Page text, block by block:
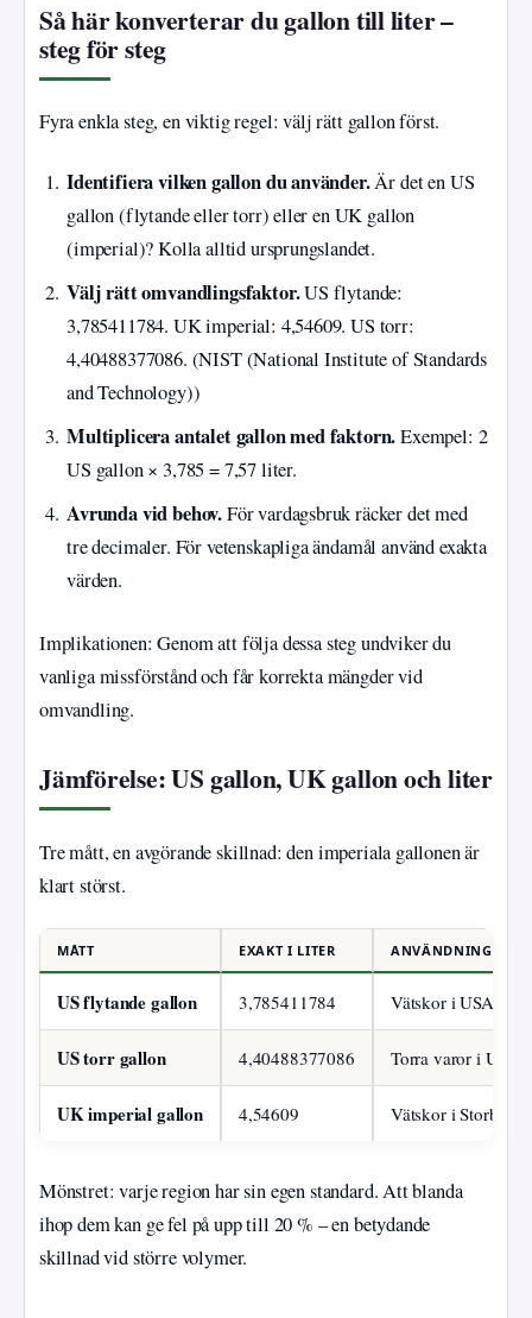
Så här konverterar du gallon till liter –
steg för steg
Fyra enkla steg, en viktig regel: välj rätt gallon först.
Identifiera vilken gallon du använder.Är det en US
gallon (flytande eller torr) eller en UK gallon
(imperial)? Kolla alltid ursprungslandet.
Välj rätt omvandlingsfaktor.US flytande:
3,785411784. UK imperial: 4,54609. US torr:
4,40488377086. (NIST (National Institute of Standards
and Technology))
Multiplicera antalet gallon med faktorn.Exempel: 2
US gallon × 3,785 = 7,57 liter.
Avrunda vid behov.För vardagsbruk räcker det med
tre decimaler. För vetenskapliga ändamål använd exakta
värden.
Implikationen: Genom att följa dessa steg undviker du
vanliga missförstånd och får korrekta mängder vid
omvandling.
Jämförelse: US gallon, UK gallon och liter
Tre mått, en avgörande skillnad: den imperiala gallonen är
klart störst.
MÅTT EXAKT I LITER
US flytande gallon 3,785411784 Vätskor i USA
US torr gallon 4,40488377086 Torra varor i USA
UK imperial gallon 4,54609 Vätskor i
Mönstret: varje region har sin egen standard. Att blanda
ihop dem kan ge fel på upp till 20 % – en betydande
skillnad vid större volymer.